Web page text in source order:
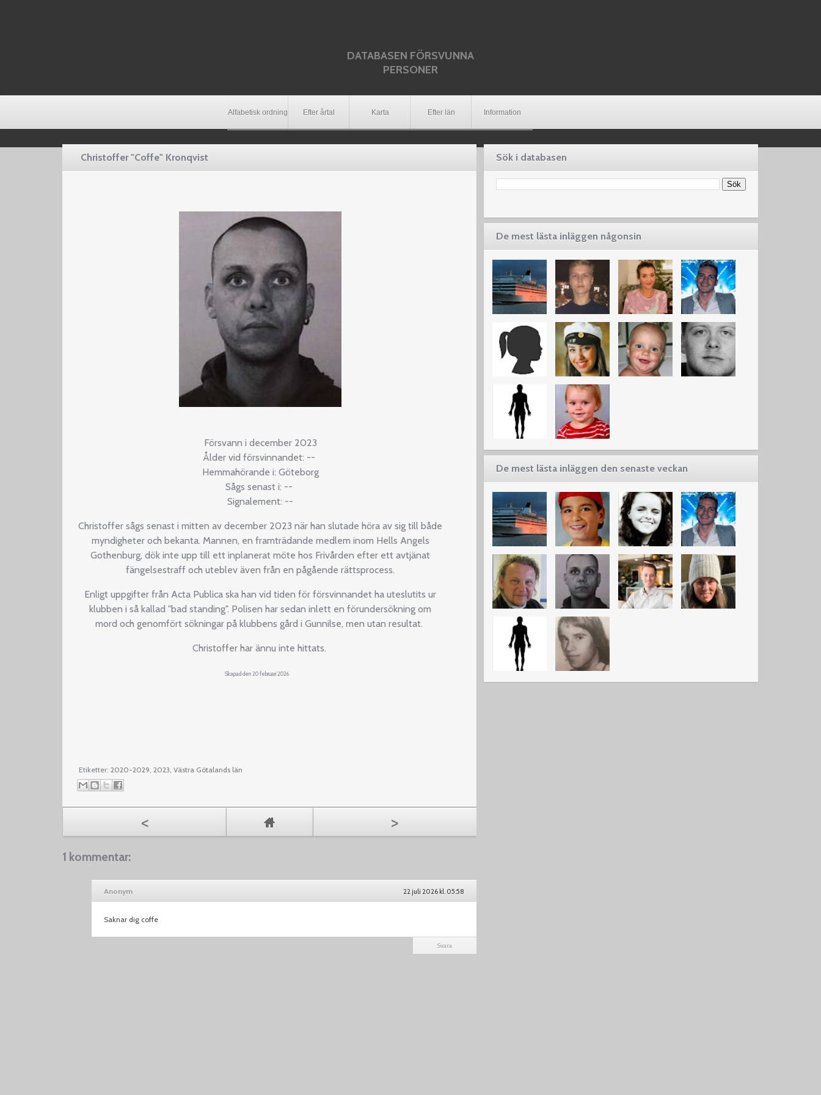
DATABASEN FÖRSVUNNA
PERSONER
Alfabetisk ordning Efter årtal Karta Efter län Information
Christoffer "Coffe" Kronqvist
Försvann i december 2023
Ålder vid försvinnandet: --
Hemmahörande i: Göteborg
Sågs senast i: --
Signalement: --
Christoffer sågs senast i mitten av december 2023 när han slutade höra av sig till både
myndigheter och bekanta. Mannen, en framträdande medlem inom Hells Angels
Gothenburg, dök inte upp till ett inplanerat möte hos Frivården efter ett avtjänat
fängelsestraff och uteblev även från en pågående rättsprocess.
Enligt uppgifter från Acta Publica ska han vid tiden för försvinnandet ha uteslutits ur
klubben i så kallad "bad standing". Polisen har sedan inlett en förundersökning om
mord och genomfört sökningar på klubbens gård i Gunnilse, men utan resultat.
Christoffer har ännu inte hittats.
Skapad den 20 februari 2026
Etiketter: 2020-2029, 2023, Västra Götalands län
< >
1 kommentar:
Anonym 22 juli 2026 kl. 05:58
Saknar dig coffe
Svara
Sök i databasen
De mest lästa inläggen någonsin
De mest lästa inläggen den senaste veckan